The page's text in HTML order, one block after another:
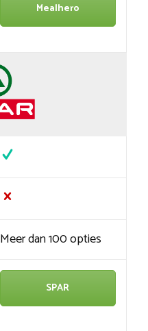
Mealhero
Meer dan 100 opties
SPAR